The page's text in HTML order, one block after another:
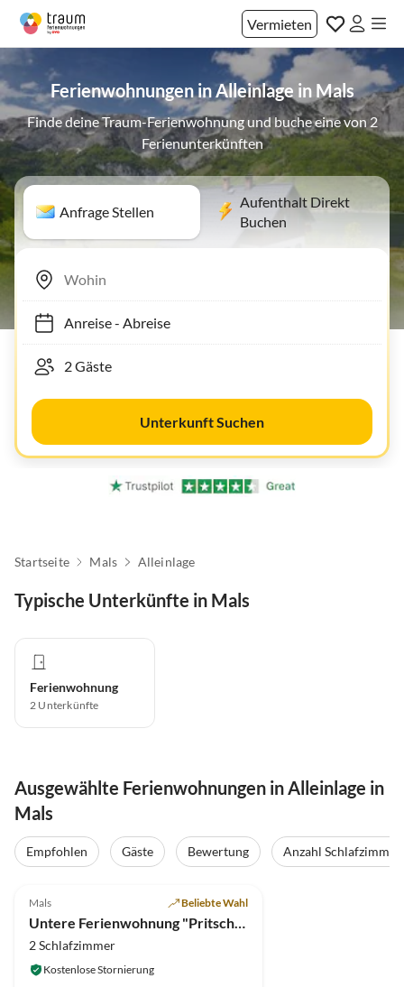
Vermieten
Ferienwohnungen in Alleinlage in Mals
Finde deine Traum-Ferienwohnung und buche eine von 2
Ferienunterkünften
Anfrage Stellen
Aufenthalt Direkt
Buchen
Anreise- Abreise
Unterkunft Suchen
Startseite Mals Alleinlage
Typische Unterkünfte in Mals
Ferienwohnung
2 Unterkünfte
Ausgewählte Ferienwohnungen in Alleinlage in
Mals
Empfohlen Gäste Bewertung
Anzahl Schlafzimmer
Mals Beliebte Wahl
2 Schlafzimmer
Kostenlose Stornierung